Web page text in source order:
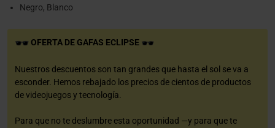
Negro, Blanco
OFERTA DE GAFAS ECLIPSE
Nuestros descuentos son tan grandes que hasta el sol se va a
esconder. Hemos rebajado los precios de cientos de productos
de videojuegos y tecnología.
Para que no te deslumbre esta oportunidad —y para que te